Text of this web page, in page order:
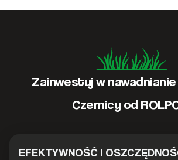
Zainwestuj w
Czernicy od
EFEKTYWNOŚĆ I